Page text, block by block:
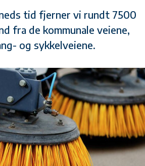
tid fjerner vi rundt 7500
fra de kommunale veiene,
og sykkelveiene.